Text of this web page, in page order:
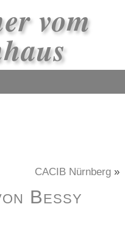
vom
CACIB Nürnberg»
Bessy